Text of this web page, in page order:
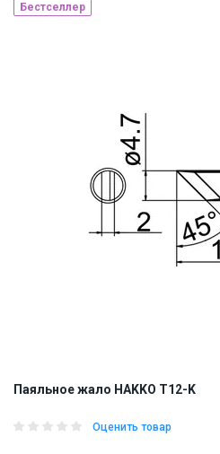
Бестселлер
Паяльное жало HAKKO T12-K
Оценить товар